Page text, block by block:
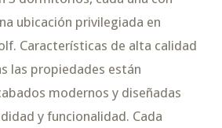
ubicación privilegiada en
Características de alta calidad
las propiedades están
modernos y diseñadas
y funcionalidad. Cada